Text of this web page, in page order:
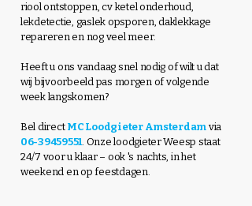
riool ontstoppen, cv ketel onderhoud,
lekdetectie, gaslek opsporen, daklekkage
repareren en nog veel meer.
Heeft u ons vandaag snel nodig of wilt u dat
wij bijvoorbeeld pas morgen of volgende
week langskomen?
Bel direct MC Loodgieter Amsterdam via
06-39459551. Onze loodgieter Weesp staat
24/7 voor u klaar – ook 's nachts, in het
weekend en op feestdagen.